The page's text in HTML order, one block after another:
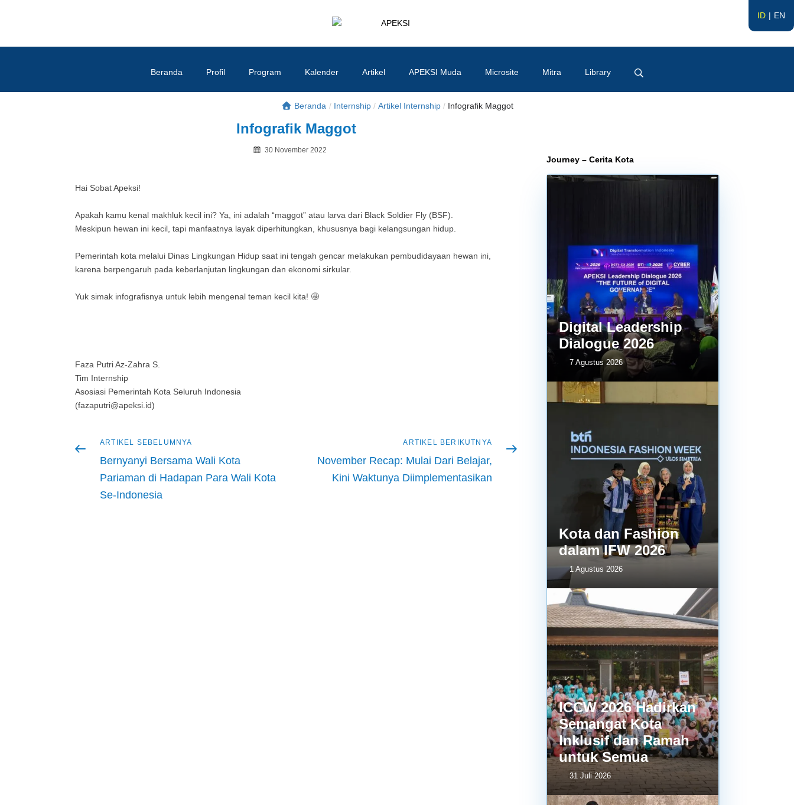
ID EN
APEKSI
Beranda Profil Program Kalender Artikel APEKSI Muda Microsite Mitra Library
Beranda / Internship / Artikel Internship / Infografik Maggot
Infografik Maggot
Posted
30 November 2022
Hai Sobat Apeksi!
Apakah kamu kenal makhluk kecil ini? Ya, ini adalah “maggot” atau larva dari Black Soldier Fly (BSF).
Meskipun hewan ini kecil, tapi manfaatnya layak diperhitungkan, khususnya bagi kelangsungan hidup.
Pemerintah kota melalui Dinas Lingkungan Hidup saat ini tengah gencar melakukan pembudidayaan hewan ini,
karena berpengaruh pada keberlanjutan lingkungan dan ekonomi sirkular.
Yuk simak infografisnya untuk lebih mengenal teman kecil kita! 🤩
Faza Putri Az-Zahra S.
Tim Internship
Asosiasi Pemerintah Kota Seluruh Indonesia
(fazaputri@apeksi.id)
Navigasi
pos
Artikel
sebelumnya
ARTIKEL SEBELUMNYA
Bernyanyi Bersama Wali Kota
Pariaman di Hadapan Para Wali Kota
Se-Indonesia
berikutnya
ARTIKEL BERIKUTNYA
November Recap: Mulai Dari Belajar,
Kini Waktunya Diimplementasikan
Journey – Cerita Kota
Digital Leadership
Dialogue 2026
7 Agustus 2026
Kota dan Fashion
dalam IFW 2026
1 Agustus 2026
ICCW 2026 Hadirkan
Semangat Kota
Inklusif dan Ramah
untuk Semua
31 Juli 2026